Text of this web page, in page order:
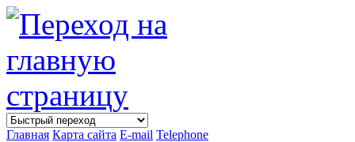
Главная Карта сайта E-mail Telephone